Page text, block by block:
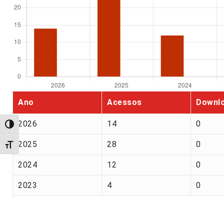
Alternar alto contraste
Alternar tamanho da fonte
Ano Acessos
2026 14 0
2025 28 0
2024 12 0
2023 4 0